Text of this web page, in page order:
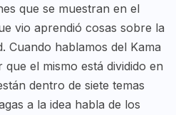
que se muestran en el
vio aprendió cosas sobre la
Cuando hablamos del Kama
el mismo está dividido en
dentro de siete temas
a la idea habla de los